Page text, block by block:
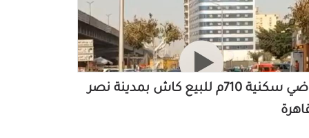
أراضي سكنية 710م للبيع كاش بمدينة نصر